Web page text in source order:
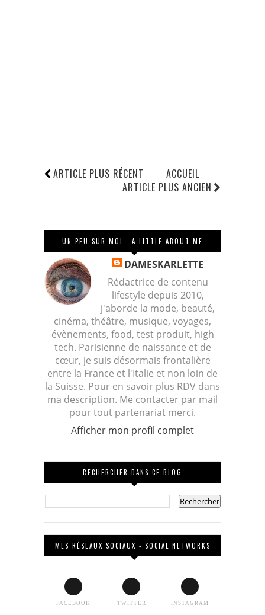
ARTICLE PLUS RÉCENT
ARTICLE PLUS ANCIEN
ACCUEIL
UN PEU SUR MOI - A LITTLE ABOUT ME
DAMESKARLETTE
Rédactrice de contenu
lifestyle depuis 2010,
j'aborde la mode, beauté,
cinéma, théâtre, musique, voyages,
évènements, food, test produit, high
tech. Parisienne de naissance et de
cœur, je suis désormais frontalière
entre la France et l'Italie et non loin de
la Suisse. Pour en savoir plus RDV dans
ma description. Me contacter par mail
pour tout partenariat merci.
Afficher mon profil complet
RECHERCHER DANS CE BLOG
MES RÉSEAUX SOCIAUX - SOCIAL NETWORKS
FACEBOOK TWITTER INSTAGRAM